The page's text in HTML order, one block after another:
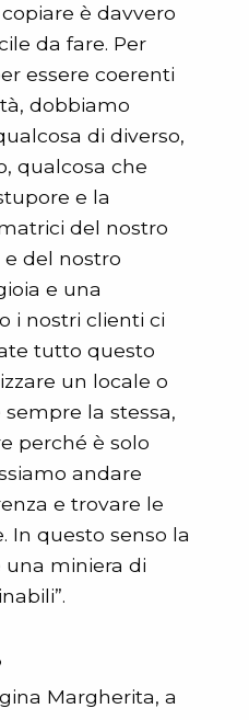
è davvero
da fare. Per
essere coerenti
dobbiamo
di diverso,
qualcosa che
e la
del nostro
del nostro
e una
i nostri clienti ci
tutto questo
un locale o
sempre la stessa,
perché è solo
andare
e trovare le
In questo senso la
una miniera di
Margherita, a